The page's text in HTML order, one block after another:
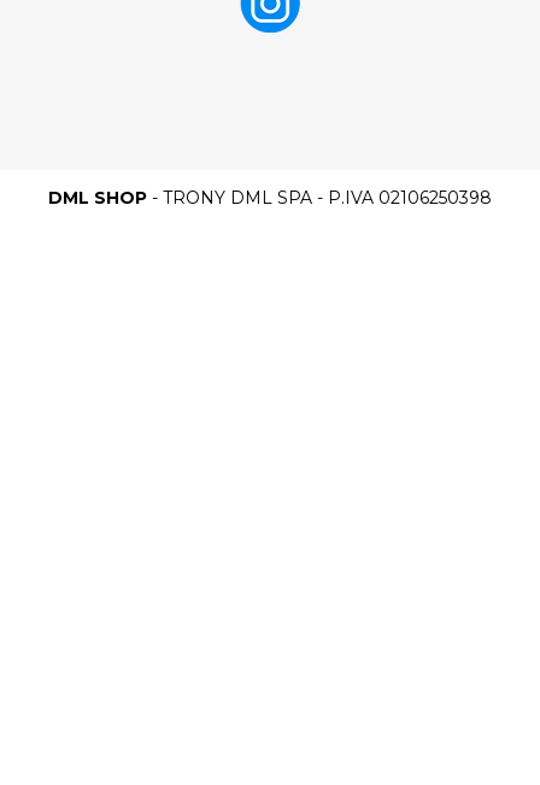
DML SHOP - TRONY DML SPA - P.IVA 02106250398